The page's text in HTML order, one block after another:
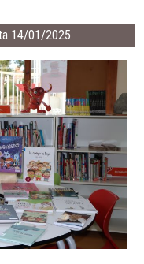
14/01/2025